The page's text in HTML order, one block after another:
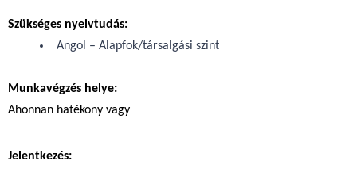
Szükséges nyelvtudás:
Angol – Alapfok/társalgási szint
Munkavégzés helye:
Ahonnan hatékony vagy
Jelentkezés: